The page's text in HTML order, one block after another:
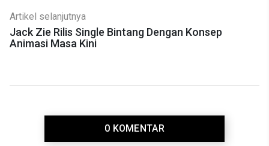
Artikel selanjutnya
Jack Zie Rilis Single Bintang Dengan Konsep
Animasi Masa Kini
0 KOMENTAR